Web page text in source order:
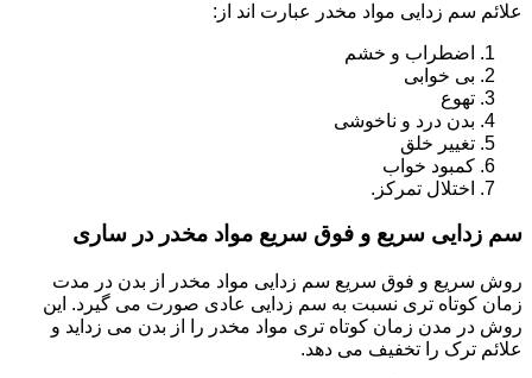
علائم سم زدایی مواد مخدر عبارت اند از:
اضطراب و خشم
بی خوابی
تهوع
بدن درد و ناخوشی
تغییر خلق
کمبود خواب
اختلال تمرکز.
سم زدایی سریع و فوق سریع مواد مخدر در ساری
روش سریع و فوق سریع سم زدایی مواد مخدر از بدن در مدت
زمان کوتاه تری نسبت به سم زدایی عادی صورت می گیرد. این
روش در مدن زمان کوتاه تری مواد مخدر را از بدن می زداید و
علائم ترک را تخفیف می دهد.